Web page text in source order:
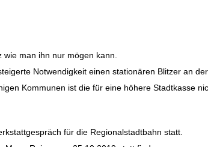
man ihn nur mögen kann.
Notwendigkeit einen stationären Blitzer an
Kommunen ist die für eine höhere Stadtkasse
für die Regionalstadtbahn statt.